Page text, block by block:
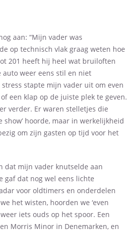
aan: “Mijn vader was
op technisch vlak graag weten hoe
201 heeft hij heel wat bruiloften
auto weer eens stil en niet
stapte mijn vader uit om even
een klap op de juiste plek te geven.
verder. Er waren stelletjes die
show’ hoorde, maar in werkelijkheid
om zijn gasten op tijd voor het
dat mijn vader knutselde aan
gaf dat nog wel eens lichte
voor oldtimers en onderdelen
het wisten, hoorden we ‘even
iets ouds op het spoor. Een
Morris Minor in Denemarken, en